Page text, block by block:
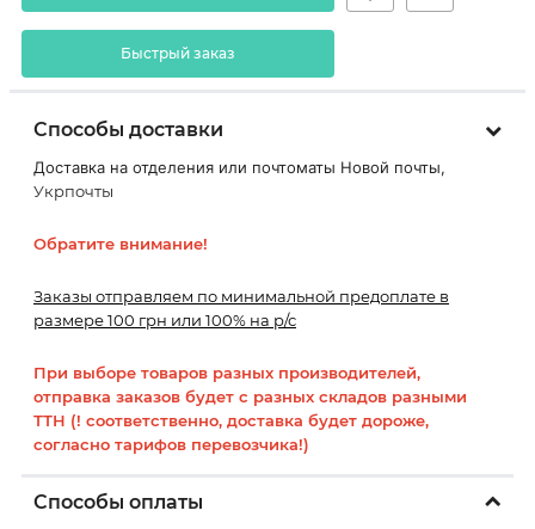
Быстрый заказ
Способы доставки
Доставка на отделения или почтоматы Новой почты,
Укрпочты
Обратите внимание!
Заказы отправляем по минимальной предоплате в
размере 100 грн или 100% на р/с
При выборе товаров разных производителей,
отправка заказов будет с разных складов разными
ТТН (! соответственно, доставка будет дороже,
согласно тарифов перевозчика!)
Способы оплаты